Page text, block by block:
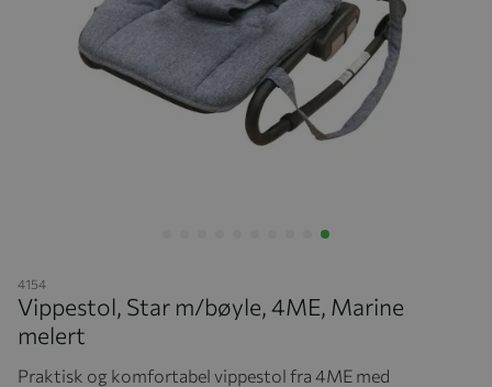
4154
Vippestol, Star m/bøyle, 4ME, Marine
melert
Praktisk og komfortabel vippestol fra 4ME med